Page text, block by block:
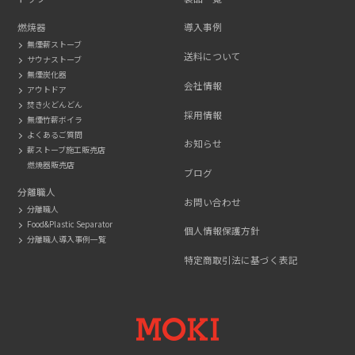
燃焼器
無煙薪ストーブ
サウナストーブ
無煙炭化器
アウトドア
焚き火どんどん
無煙竹薪ボイラ
よくあるご質問
薪ストーブ施工販売店
燃焼器販売店
分離職人
分離職人
Food&Plastic Separator
分離職人導入事例一覧
導入事例
送料について
会社情報
採用情報
お知らせ
ブログ
お問い合わせ
個人情報保護方針
特定商取引法に基づく表記